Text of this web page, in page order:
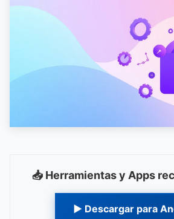
📥 Herramientas y Apps
▶ Descargar para